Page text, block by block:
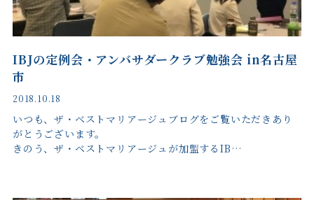
IBJの定例会・アンバサダークラブ勉強会 in名古屋
市
2018.10.18
いつも、ザ・ベストマリアージュブログをご覧いただきあり
がとうございます。
きのう、ザ・ベストマリアージュが加盟するIB…